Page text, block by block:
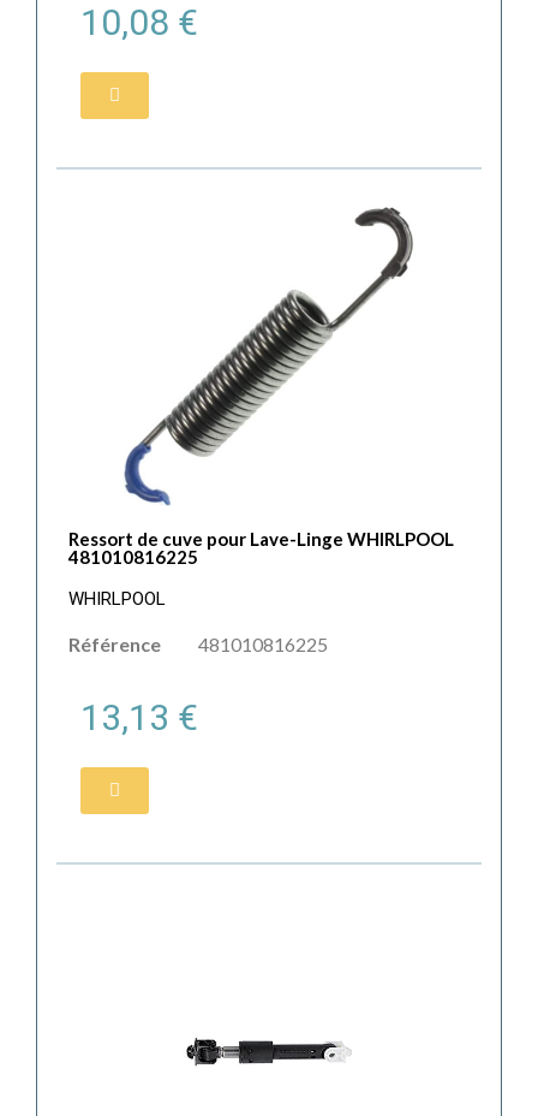
10,08 €
Ressort de cuve pour Lave-Linge WHIRLPOOL
481010816225
WHIRLPOOL
Référence 481010816225
13,13 €